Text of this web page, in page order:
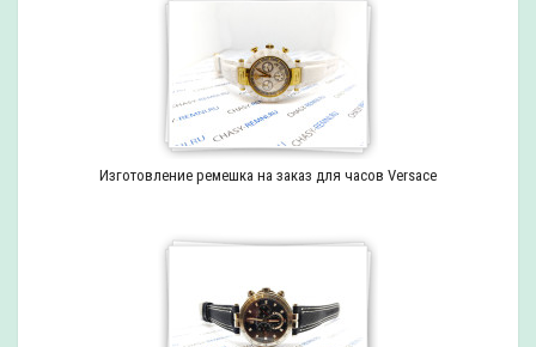
Изготовление ремешка на заказ для часов Versace